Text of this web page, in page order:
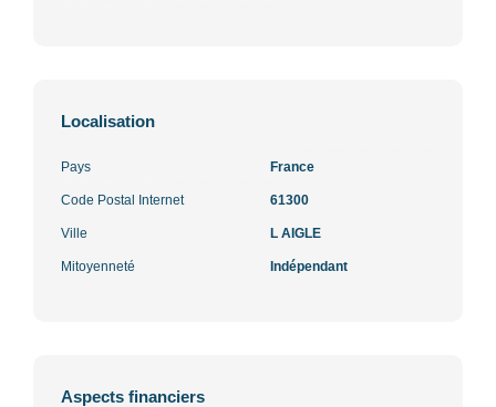
Localisation
Pays France
Code Postal Internet 61300
Ville L AIGLE
Mitoyenneté Indépendant
Aspects financiers